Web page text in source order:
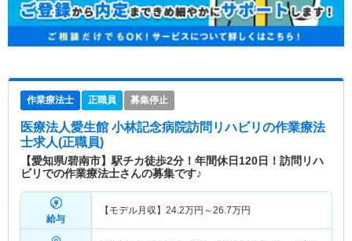
作業療法士 正職員 募集停止
医療法人愛生館 小林記念病院訪問リハビリの作業療法
士求人(正職員)
【愛知県/碧南市】駅チカ徒歩2分！年間休日120日！訪問リハ
ビリでの作業療法士さんの募集です♪
給与
【モデル月収】 24.2万円～26.7万円